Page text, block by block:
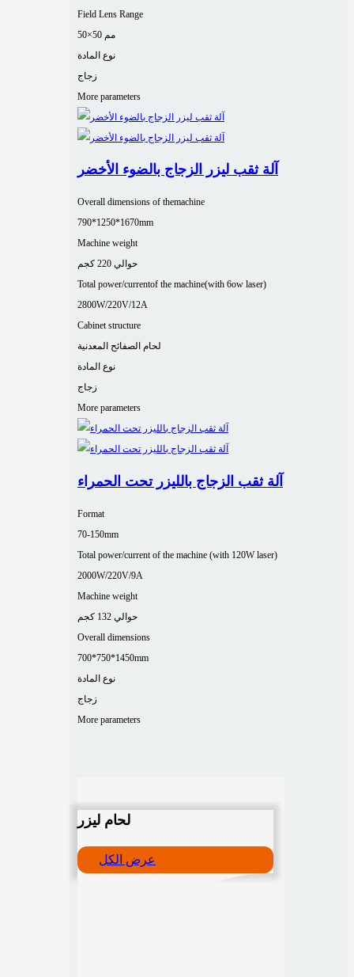
Field Lens Range
50×50 مم
نوع المادة
زجاج
More parameters
آلة ثقب ليزر الزجاج بالضوء الأخضر
Overall dimensions of themachine
790*1250*1670mm
Machine weight
حوالي 220 كجم
Total power/currentof the machine(with 6ow laser)
2800W/220V/12A
Cabinet structure
لحام الصفائح المعدنية
نوع المادة
زجاج
More parameters
آلة ثقب الزجاج بالليزر تحت الحمراء
Format
70-150mm
Total power/current of the machine (with 120W laser)
2000W/220V/9A
Machine weight
حوالي 132 كجم
Overall dimensions
700*750*1450mm
نوع المادة
زجاج
More parameters
لحام ليزر
عرض الكل